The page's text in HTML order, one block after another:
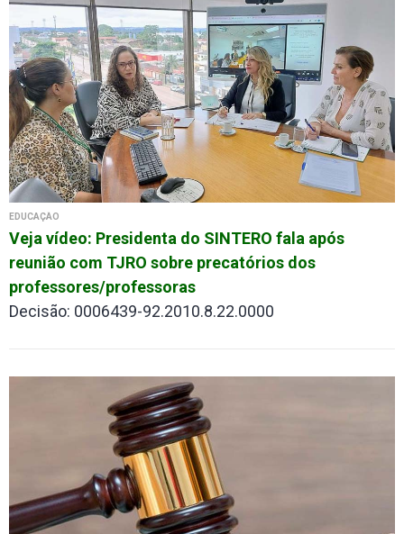
EDUCAÇÃO
Veja vídeo: Presidenta do SINTERO fala após
reunião com TJRO sobre precatórios dos
professores/professoras
Decisão: 0006439-92.2010.8.22.0000